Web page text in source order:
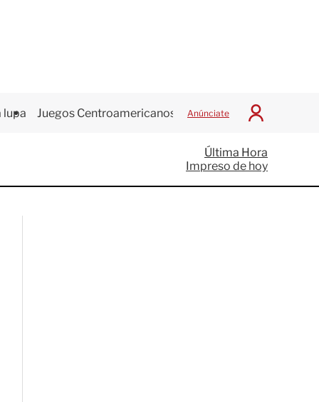
lupa Juegos Centroamericanos Anúnciate
I
c
i
a
Última Hora
Impreso de hoy